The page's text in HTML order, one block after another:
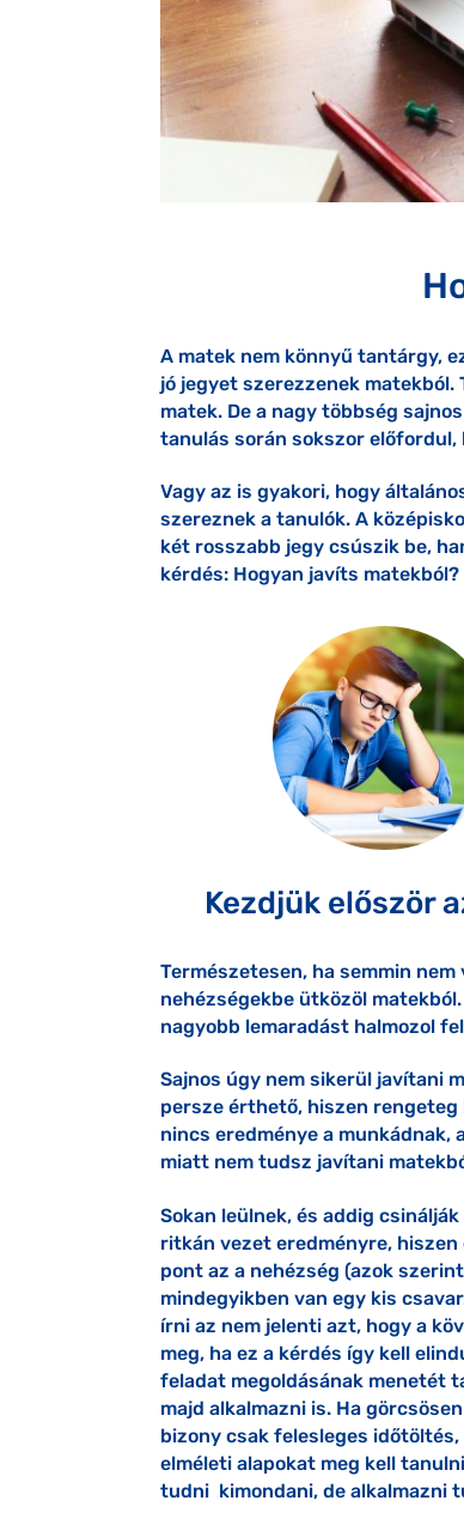
A matek nem könnyű tantárgy,
jó jegyet szerezzenek matekból.
matek. De a nagy többség
tanulás során sokszor
Vagy az is gyakori, hogy
szereznek a tanulók. A
két rosszabb jegy csúszik be,
kérdés: Hogyan javíts matekból?
Kezdjük először
Természetesen, ha semmin
nehézségekbe ütközöl
nagyobb lemaradást halmozol
Sajnos úgy nem sikerül javítani
persze érthető, hiszen rengeteg
nincs eredménye a munkádnak,
miatt nem tudsz javítani
Sokan leülnek, és addig
ritkán vezet eredményre, hiszen
pont az a nehézség (azok
mindegyikben van egy kis
írni az nem jelenti azt, hogy a
meg, ha ez a kérdés így kell
feladat megoldásának menetét
majd alkalmazni is. Ha
bizony csak felesleges
elméleti alapokat meg kell
tudni kimondani, de alkalmazni